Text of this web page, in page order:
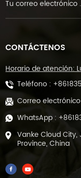
CONTÁCTENOS
Horario de atención:
Teléfono :
Correo
WhatsApp :
Vanke Cloud City,
Province, China